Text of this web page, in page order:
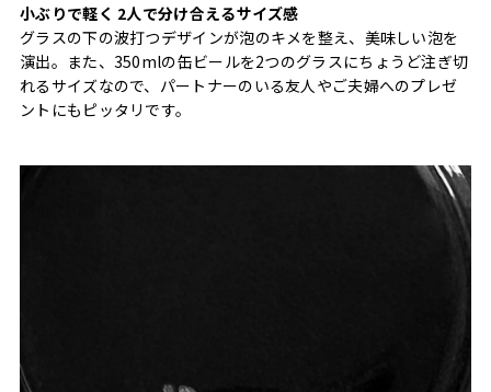
小ぶりで軽く 2人で分け合えるサイズ感
グラスの下の波打つデザインが泡のキメを整え、美味しい泡を
演出。また、350mlの缶ビールを2つのグラスにちょうど注ぎ切
れるサイズなので、パートナーのいる友人やご夫婦へのプレゼ
ントにもピッタリです。